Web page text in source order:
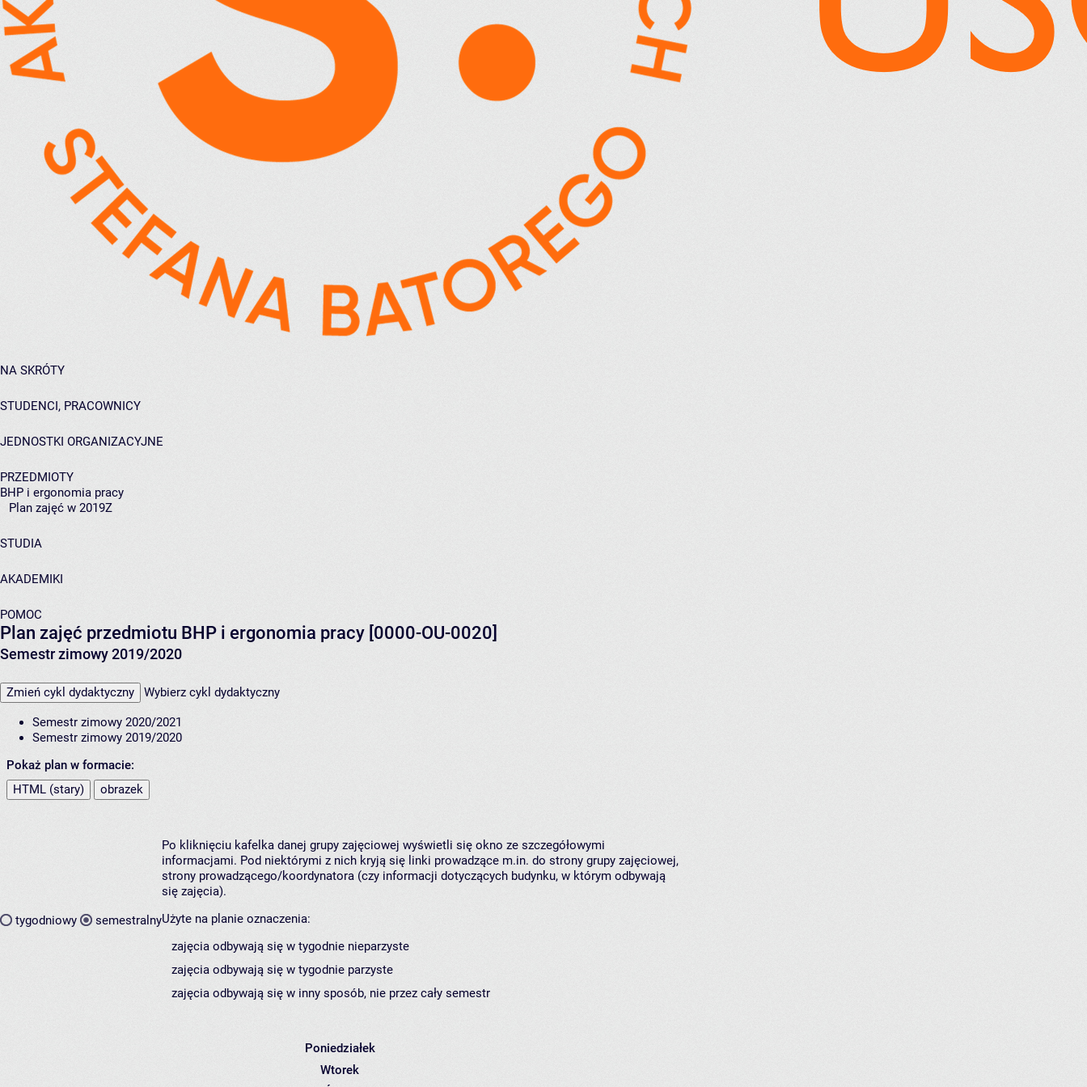
NA SKRÓTY
STUDENCI, PRACOWNICY
JEDNOSTKI ORGANIZACYJNE
PRZEDMIOTY
BHP i ergonomia pracy
Plan zajęć w 2019Z
STUDIA
AKADEMIKI
POMOC
Plan zajęć przedmiotu BHP i ergonomia pracy [0000-OU-0020]
Semestr zimowy 2019/2020
Zmień cykl dydaktyczny Wybierz cykl dydaktyczny
Semestr zimowy 2020/2021
Semestr zimowy 2019/2020
Pokaż plan w formacie:
HTML (stary)
obrazek
tygodniowy semestralny
Po kliknięciu kafelka danej grupy zajęciowej wyświetli się okno ze szczegółowymi
informacjami. Pod niektórymi z nich kryją się linki prowadzące m.in. do strony grupy zajęciowej,
strony prowadzącego/koordynatora (czy informacji dotyczących budynku, w którym odbywają
się zajęcia).
Użyte na planie oznaczenia:
zajęcia odbywają się w tygodnie nieparzyste
zajęcia odbywają się w tygodnie parzyste
zajęcia odbywają się w inny sposób, nie przez cały semestr
Poniedziałek
Wtorek